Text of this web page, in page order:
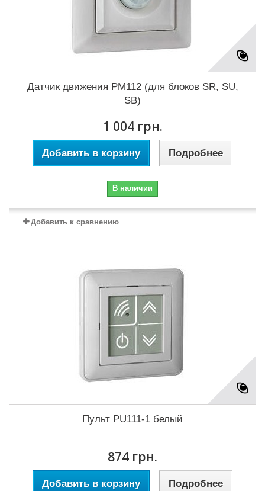
Датчик движения РМ112 (для блоков SR, SU,
SB)
1 004 грн.
Добавить в корзину Подробнее
В наличии
Добавить к сравнению
Пульт PU111-1 белый
874 грн.
Добавить в корзину Подробнее